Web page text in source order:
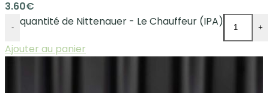
3.60€
- quantité de Nittenauer - Le Chauffeur (IPA) +
Ajouter au panier